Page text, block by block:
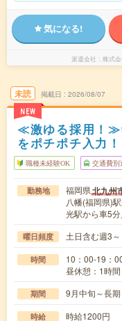
気になる!
派遣会社 株式
未読
NEW
掲載日 2026/08/07
≪激ゆる採用！
をポチポチ入力
職種未経験OK 交通費別
勤務地 福岡県北九州
八幡(福岡県)
光駅から車5
曜日頻度 土日含む週3～
時間
10：00-19：
昼休憩：1時
期間 9月中旬～長
時給 時給1200円